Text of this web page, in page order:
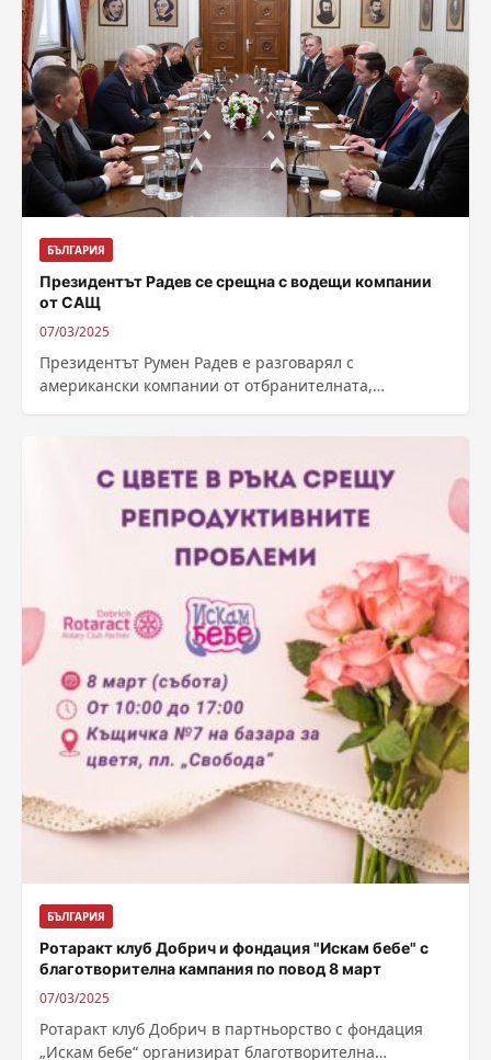
БЪЛГАРИЯ
Президентът Радев се срещна с водещи компании
от САЩ
07/03/2025
Президентът Румен Радев е разговарял с
американски компании от отбранителната,
БЪЛГАРИЯ
Ротаракт клуб Добрич и фондация "Искам бебе" с
благотворителна кампания по повод 8 март
07/03/2025
Ротаракт клуб Добрич в партньорство с фондация
„Искам бебе“ организират благотворителна